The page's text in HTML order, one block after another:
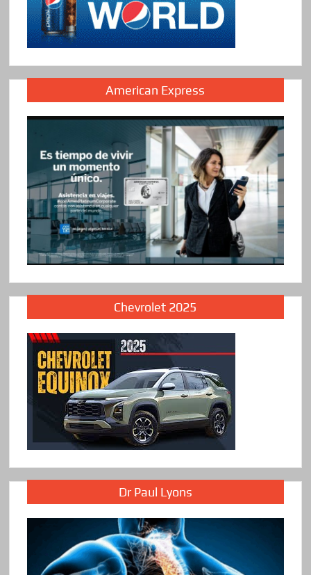
American Express
Chevrolet 2025
Dr Paul Lyons